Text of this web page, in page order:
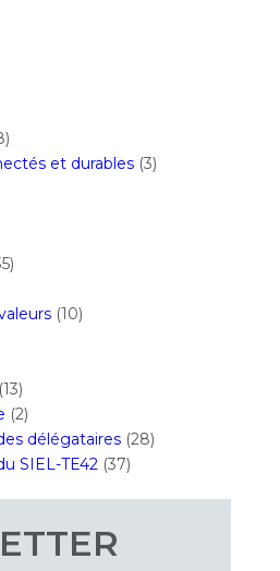
et durables(3)
(10)
(13)
(2)
délégataires(28)
SIEL-TE42(37)